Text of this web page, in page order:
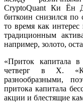
CryptoQuant Ки Ён
биткоин снизился
то время как
традиционным
например, золото,
«Приток капитала
четверг в X.
разнообразными,
притока капитала
акции и блестящие